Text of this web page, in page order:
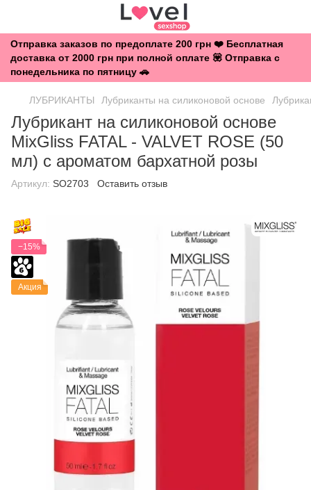
Отправка заказов по предоплате 200 грн ❤️ Бесплатная
доставка от 2000 грн при полной оплате 💟 Отправка с
понедельника по пятницу 🚗
ЛУБРИКАНТЫ Лубриканты на силиконовой основе
Лубрикант на силиконовой основе
MixGliss FATAL - VALVET ROSE (50
мл) с ароматом бархатной розы
Артикул: SO2703 Оставить отзыв
−15%
Акция